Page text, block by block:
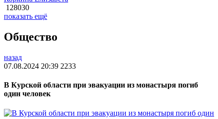
128030
показать ещё
Общество
назад
07.08.2024 20:39 2233
В Курской области при эвакуации из монастыря погиб
один человек